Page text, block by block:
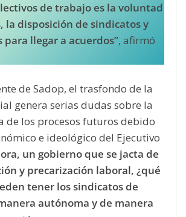
de trabajo es la voluntad
la disposición de sindicatos y
para llegar a acuerdos”, afirmó
de Sadop, el trasfondo de la
genera serias dudas sobre la
de los procesos futuros debido
e ideológico del Ejecutivo
un gobierno que se jacta de
y precarización laboral, ¿qué
tener los sindicatos de
autónoma y de manera